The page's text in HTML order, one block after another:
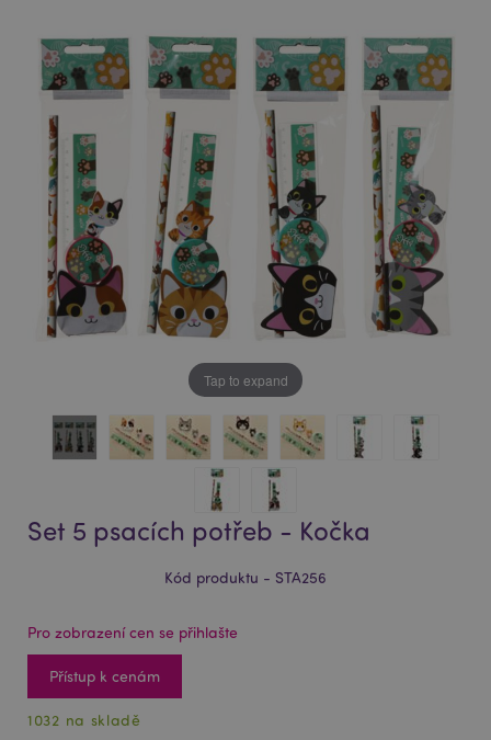
end
the
gallery
beginning
the
gallery
Tap to expand
Set 5 psacích potřeb - Kočka
Kód produktu - STA256
Pro zobrazení cen se přihlašte
Přístup k cenám
1032 na skladě